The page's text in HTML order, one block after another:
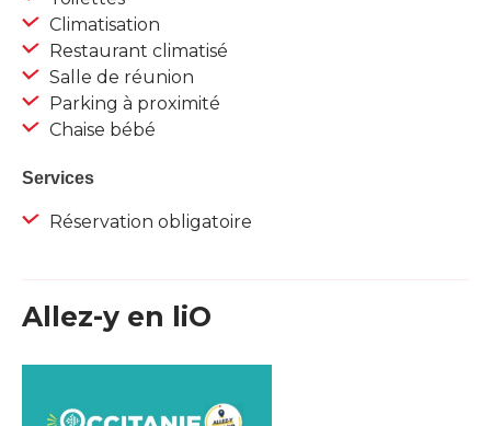
Climatisation
Restaurant climatisé
Salle de réunion
Parking à proximité
Chaise bébé
Services
Réservation obligatoire
Allez-y en liO